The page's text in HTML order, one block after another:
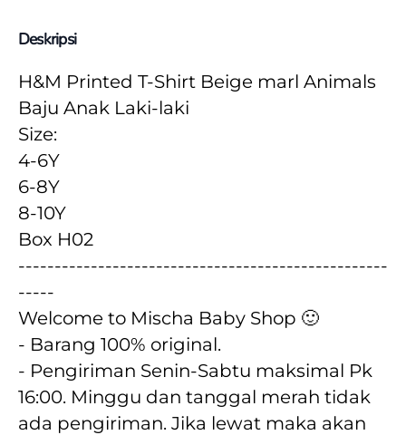
Deskripsi
H&M Printed T-Shirt Beige marl Animals
Baju Anak Laki-laki
Size:
4-6Y
6-8Y
8-10Y
Box H02
---------------------------------------------------
-----
Welcome to Mischa Baby Shop 🙂
- Barang 100% original.
- Pengiriman Senin-Sabtu maksimal Pk
16:00. Minggu dan tanggal merah tidak
ada pengiriman. Jika lewat maka akan